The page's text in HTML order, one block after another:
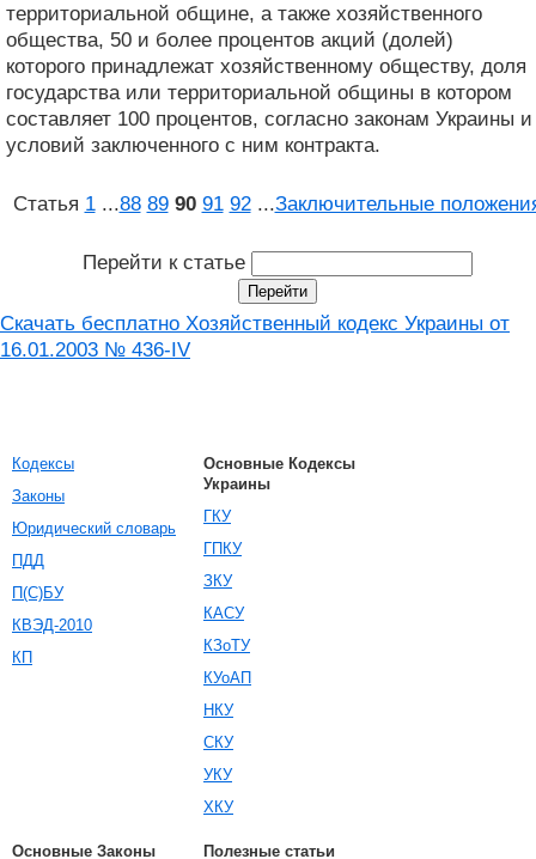
территориальной общине, а также хозяйственного
общества, 50 и более процентов акций (долей)
которого принадлежат хозяйственному обществу, доля
государства или территориальной общины в котором
составляет 100 процентов, согласно законам Украины и
условий заключенного с ним контракта.
Статья 1 ...88 89 90 91 92 ...Заключительные
Перейти к статье
Скачать бесплатно Хозяйственный кодекс Украины от
16.01.2003 № 436-IV
Кодексы
Законы
Юридический словарь
ПДД
П(С)БУ
КВЭД-2010
КП
Основные Кодексы
Украины
ГКУ
ГПКУ
ЗКУ
КАСУ
КЗоТУ
КУоАП
НКУ
СКУ
УКУ
ХКУ
Основные Законы
Полезные статьи